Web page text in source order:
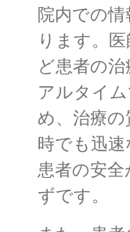
院内での
ります。
ど患者の
アルタイ
め、治療
時でも迅速
患者の安
ずです。